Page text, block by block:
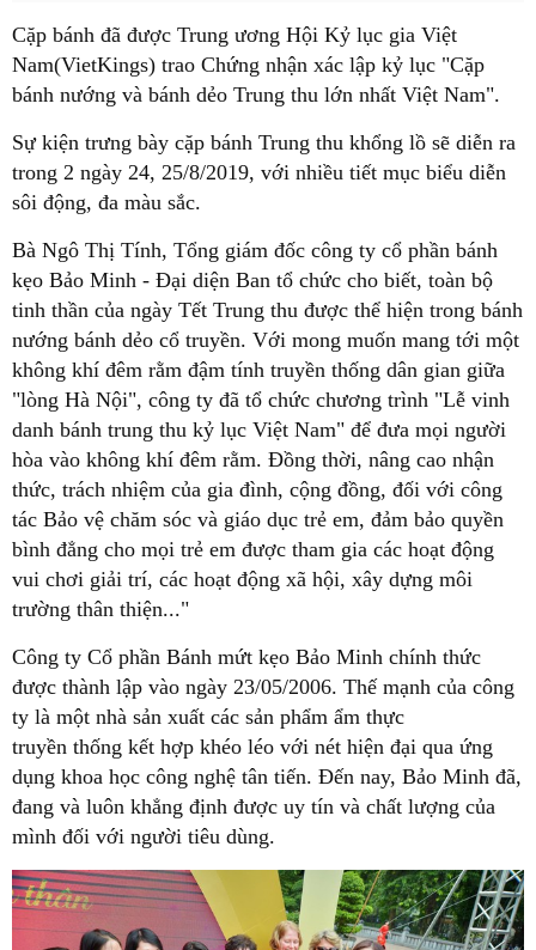
Cặp bánh đã được Trung ương Hội Kỷ lục gia Việt
Nam(VietKings) trao Chứng nhận xác lập kỷ lục "Cặp
bánh nướng và bánh dẻo Trung thu lớn nhất Việt Nam".
Sự kiện trưng bày cặp bánh Trung thu khổng lồ sẽ diễn ra
trong 2 ngày 24, 25/8/2019, với nhiều tiết mục biểu diễn
sôi động, đa màu sắc.
Bà Ngô Thị Tính, Tổng giám đốc công ty cổ phần bánh
kẹo Bảo Minh - Đại diện Ban tổ chức cho biết, toàn bộ
tinh thần của ngày Tết Trung thu được thể hiện trong bánh
nướng bánh dẻo cổ truyền. Với mong muốn mang tới một
không khí đêm rằm đậm tính truyền thống dân gian giữa
"lòng Hà Nội", công ty đã tổ chức chương trình "Lễ vinh
danh bánh trung thu kỷ lục Việt Nam" để đưa mọi người
hòa vào không khí đêm rằm. Đồng thời, nâng cao nhận
thức, trách nhiệm của gia đình, cộng đồng, đối với công
tác Bảo vệ chăm sóc và giáo dục trẻ em, đảm bảo quyền
bình đẳng cho mọi trẻ em được tham gia các hoạt động
vui chơi giải trí, các hoạt động xã hội, xây dựng môi
trường thân thiện..."
Công ty Cổ phần Bánh mứt kẹo Bảo Minh chính thức
được thành lập vào ngày 23/05/2006. Thế mạnh của công
ty là một nhà sản xuất các sản phẩm ẩm thực
truyền thống kết hợp khéo léo với nét hiện đại qua ứng
dụng khoa học công nghệ tân tiến. Đến nay, Bảo Minh đã,
đang và luôn khẳng định được uy tín và chất lượng của
mình đối với người tiêu dùng.